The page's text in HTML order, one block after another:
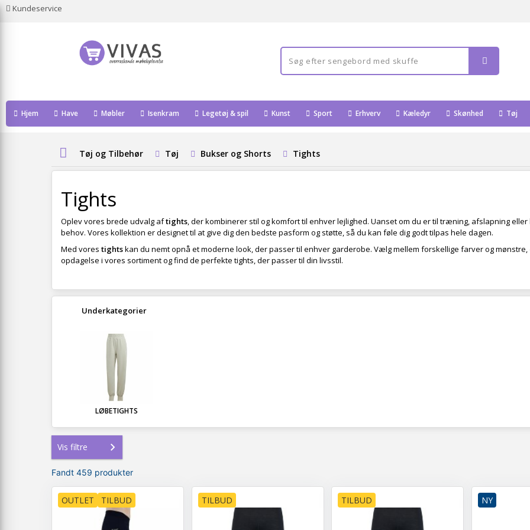
Kundeservice
Hjem Have Møbler Isenkram Legetøj & spil Kunst Sport Erhverv Kæledyr Skønhed Tøj
Tøj og Tilbehør Tøj Bukser og Shorts Tights
Tights
Oplev vores brede udvalg aftights, der kombinerer stil og komfort til enhver lejlighed. Uanset om du er til træning, afslapning
behov. Vores kollektion er designet til at give dig den bedste pasform og støtte, så du kan føle dig godt tilpas hele dagen.
Med vores tightskan du nemt opnå et moderne look, der passer til enhver garderobe. Vælg mellem forskellige farver og
opdagelse i vores sortiment og find de perfekte tights, der passer til din livsstil.
Underkategorier
LØBETIGHTS
Vis filtre
Fandt 459 produkter
OUTLET TILBUD TILBUD TILBUD NY